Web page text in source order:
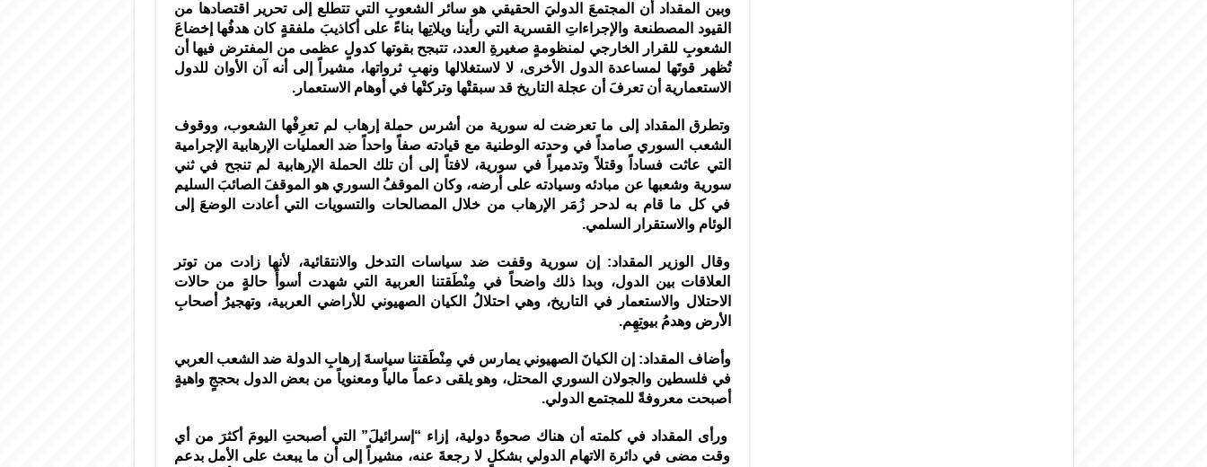
وبين المقداد أن المجتمعَ الدوليَ الحقيقي هو سائر الشعوبِ التي تتطلع إلى تحرير اقتصادها من
القيود المصطنعة والإجراءاتِ القسرية التي رأينا ويلاتِها بناءً على أكاذيبَ ملفقةٍ كان هدفُها إخضاعَ
الشعوبِ للقرار الخارجي لمنظومةٍ صغيرةِ العدد، تتبجح بقوتها كدولٍ عظمى من المفترض فيها أن
تُظهر قوتَها لمساعدة الدول الأخرى، لا لاستغلالها ونهبِ ثرواتها، مشيراً إلى أنه آن الأوان للدول
الاستعمارية أن تعرفَ أن عجلة التاريخ قد سبقتْها وتركتْها في أوهام الاستعمار.
وتطرق المقداد إلى ما تعرضت له سورية من أشرس حملة إرهاب لم تعرِفْها الشعوب، ووقوف
الشعب السوري صامداً في وحدته الوطنية مع قيادته صفاً واحداً ضد العمليات الإرهابية الإجرامية
التي عاثت فساداً وقتلاً وتدميراً في سورية، لافتاً إلى أن تلك الحملة الإرهابية لم تنجح في ثني
سورية وشعبها عن مبادئه وسيادته على أرضه، وكان الموقفُ السوري هو الموقفَ الصائبَ السليم
في كل ما قام به لدحر زُمَر الإرهاب من خلال المصالحات والتسويات التي أعادت الوضعَ إلى
الوئام والاستقرار السلمي.
وقال الوزير المقداد: إن سورية وقفت ضد سياسات التدخل والانتقائية، لأنها زادت من توتر
العلاقات بين الدول، وبدا ذلك واضحاً في مِنْطَقتنا العربية التي شهدت أسوأَ حالةٍ من حالات
الاحتلال والاستعمار في التاريخ، وهي احتلالُ الكيان الصهيوني للأراضي العربية، وتهجيرُ أصحابِ
الأرض وهدمُ بيوتِهِم.
وأضاف المقداد: إن الكيانَ الصهيوني يمارس في مِنْطَقتنا سياسةَ إرهابِ الدولة ضد الشعب العربي
في فلسطين والجولان السوري المحتل، وهو يلقى دعماً مالياً ومعنوياً من بعض الدول بحججٍ واهيةٍ
أصبحت معروفةً للمجتمع الدولي.
ورأى المقداد في كلمته أن هناك صحوةً دولية، إزاء “إسرائيلَ” التي أصبحتِ اليومَ أكثرَ من أي
وقت مضى في دائرة الاتهام الدولي بشكلٍ لا رجعةَ عنه، مشيراً إلى أن ما يبعث على الأمل بدعم